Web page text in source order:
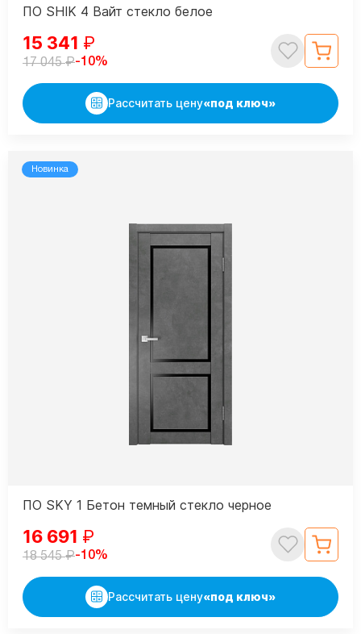
ПО SHIK 4 Вайт стекло белое
15 341 ₽
17 045₽-10%
Рассчитать цену«под ключ»
Новинка
ПО SKY 1 Бетон темный стекло черное
16 691 ₽
18 545₽-10%
Рассчитать цену«под ключ»